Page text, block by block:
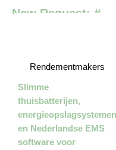
New Request: #
Rendementmakers
Slimme
thuisbatterijen,
energieopslagsystemen
en Nederlandse EMS
software voor